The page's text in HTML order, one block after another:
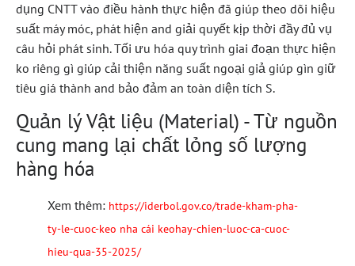
dụng CNTT vào điều hành thực hiện đã giúp theo dõi hiệu
suất máy móc, phát hiện and giải quyết kịp thời đầy đủ vụ
câu hỏi phát sinh. Tối ưu hóa quy trình giai đoạn thực hiện
ko riêng gì giúp cải thiện năng suất ngoại giả giúp gìn giữ
tiêu giá thành and bảo đảm an toàn diện tích S.
Quản lý Vật liệu (Material) - Từ nguồn
cung mang lại chất lỏng số lượng
hàng hóa
Xem thêm: https://iderbol.gov.co/trade-kham-pha-
ty-le-cuoc-keo nha cái keohay-chien-luoc-ca-cuoc-
hieu-qua-35-2025/